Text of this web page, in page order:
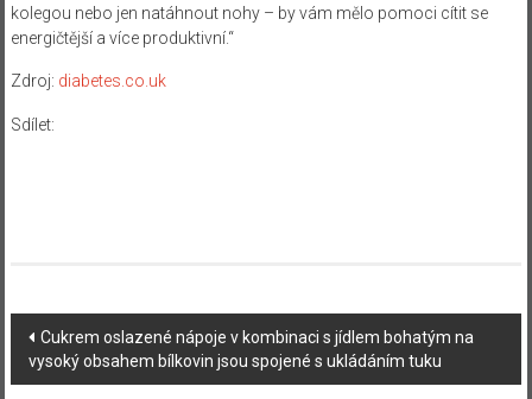
kolegou nebo jen natáhnout nohy – by vám mělo pomoci cítit se
energičtější a více produktivní.“
Zdroj: diabetes.co.uk
Sdílet:
Navigace
příspěvku
Cukrem oslazené nápoje v kombinaci s jídlem bohatým na
vysoký obsahem bílkovin jsou spojené s ukládáním tuku